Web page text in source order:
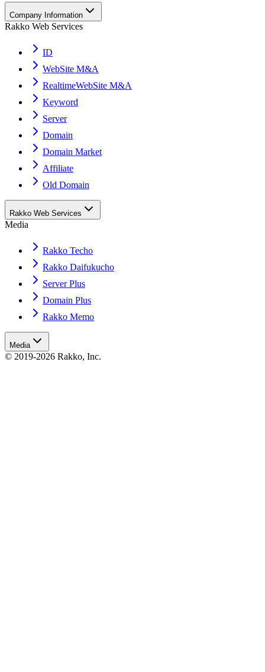
Company Information
Rakko Web Services
ID
WebSite M&A
RealtimeWebSite M&A
Keyword
Server
Domain
Domain Market
Affiliate
Old Domain
Rakko Web Services
Media
Rakko Techo
Rakko Daifukucho
Server Plus
Domain Plus
Rakko Memo
Media
© 2019-2026 Rakko, Inc.